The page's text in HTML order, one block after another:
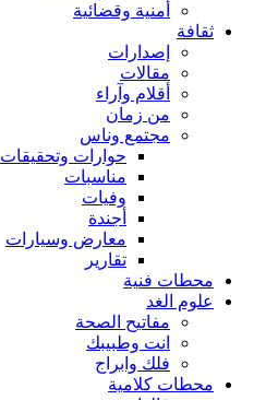
أمنية وقضائية
ثقافة
إصدارات
مقالات
أقلام وآراء
من زمان
مجتمع وناس
حوارات وتحقيقات
مناسبات
وفيات
أجندة
معارض وسيارات
تقارير
محطات فنية
علوم الغد
مفاتيح الصحة
انت وطبيبك
فلك وابراج
محطات كلامية